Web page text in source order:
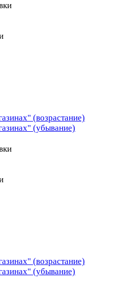
(возрастание)
(убывание)
(возрастание)
(убывание)